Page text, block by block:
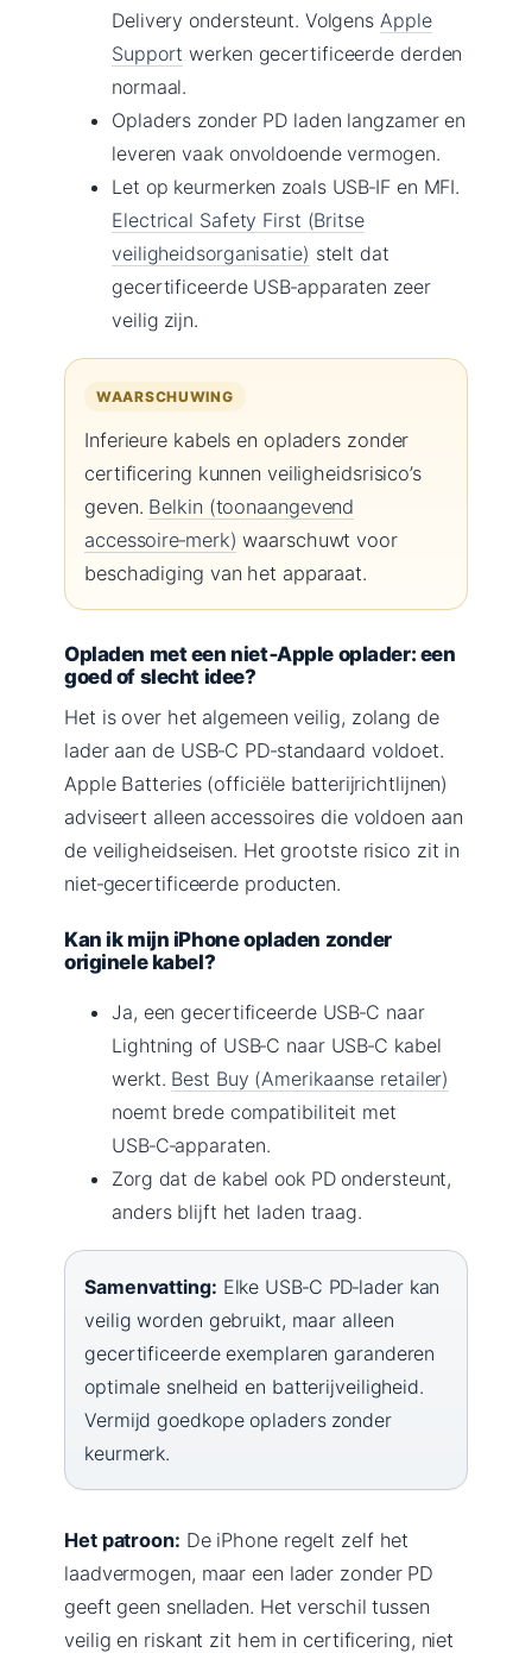
Delivery ondersteunt. Volgens Apple
Support werken gecertificeerde derden
normaal.
Opladers zonder PD laden langzamer en
leveren vaak onvoldoende vermogen.
Let op keurmerken zoals USB‑IF en MFI.
Electrical Safety First (Britse
veiligheidsorganisatie) stelt dat
gecertificeerde USB‑apparaten zeer
veilig zijn.
WAARSCHUWING
Inferieure kabels en opladers zonder
certificering kunnen veiligheidsrisico’s
geven. Belkin (toonaangevend
accessoire‑merk) waarschuwt voor
beschadiging van het apparaat.
Opladen met een niet‑Apple oplader: een
goed of slecht idee?
Het is over het algemeen veilig, zolang de
lader aan de USB‑C PD‑standaard voldoet.
Apple Batteries (officiële batterijrichtlijnen)
adviseert alleen accessoires die voldoen aan
de veiligheidseisen. Het grootste risico zit in
niet‑gecertificeerde producten.
Kan ik mijn iPhone opladen zonder
originele kabel?
Ja, een gecertificeerde USB‑C naar
Lightning of USB‑C naar USB‑C kabel
werkt. Best Buy (Amerikaanse retailer)
noemt brede compatibiliteit met
USB‑C‑apparaten.
Zorg dat de kabel ook PD ondersteunt,
anders blijft het laden traag.
Samenvatting: Elke USB‑C PD‑lader kan
veilig worden gebruikt, maar alleen
gecertificeerde exemplaren garanderen
optimale snelheid en batterijveiligheid.
Vermijd goedkope opladers zonder
keurmerk.
Het patroon: De iPhone regelt zelf het
laadvermogen, maar een lader zonder PD
geeft geen snelladen. Het verschil tussen
veilig en riskant zit hem in certificering, niet